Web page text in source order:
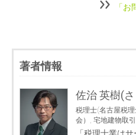
「
著者情報
佐治 英樹(
税理士(名古屋税
会）, 宅地建物取
「税理士業は